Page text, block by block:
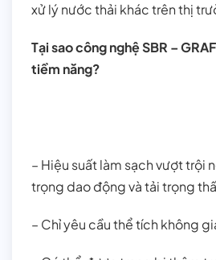
xử lý nước thải khác trên thị
Tại sao công nghệ SBR –
tiềm năng?
– Hiệu suất làm sạch vượt trội
trọng dao động và tải trọng
– Chỉ yêu cầu thể tích không